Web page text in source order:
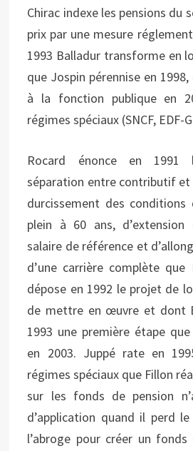
Chirac indexe les pensions du
prix par une mesure
1993 Balladur transforme en
que Jospin pérennise en
à la fonction publique en
régimes spéciaux (SNCF, EDF-
Rocard énonce en 1991
séparation entre contributif
durcissement des
plein à 60 ans,
salaire de référence et
d’une carrière complète que
dépose en 1992 le projet de
de mettre en œuvre et dont
1993 une première étape
en 2003. Juppé rate en
régimes spéciaux que Fillon
sur les fonds de pension
d’application quand il perd
l’abroge pour créer un